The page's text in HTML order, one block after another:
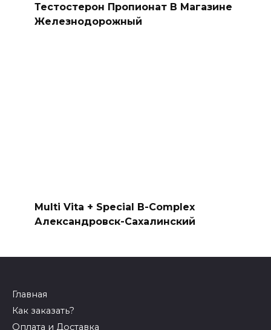
Тестостерон Пропионат В Магазине
Железнодорожный
Multi Vita + Special B-Complex
Александровск-Сахалинский
Главная
Как заказать?
Оплата и Доставка